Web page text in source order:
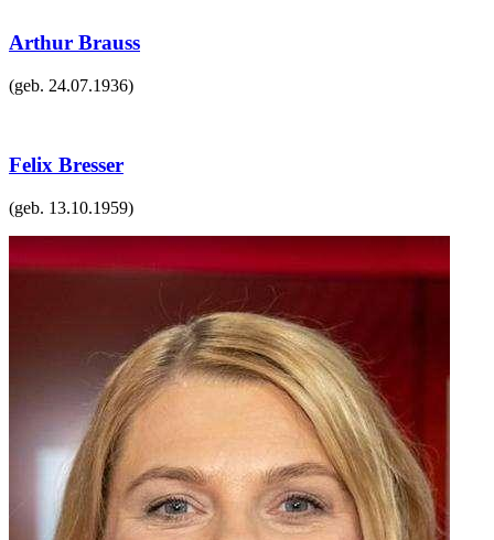
Arthur Brauss
(geb. 24.07.1936)
Felix Bresser
(geb. 13.10.1959)